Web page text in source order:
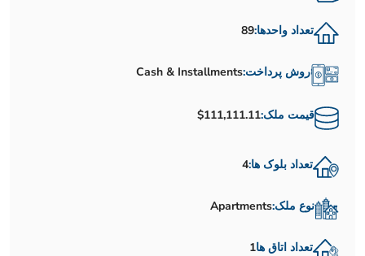
تعداد واحدها:89
روش پرداخت:Cash & Installments
قیمت ملک:$111,111.11
تعداد بلوک ها:4
نوع ملک:Apartments
تعداد اتاق ها1